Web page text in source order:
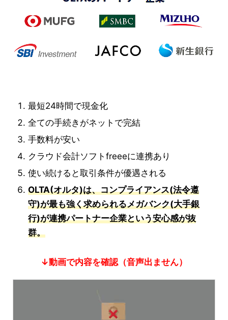
最短24時間で現金化
全ての手続きがネットで完結
手数料が安い
クラウド会計ソフトfreeeに連携あり
使い続けると取引条件が優遇される
OLTA(オルタ)は、コンプライアンス(法令遵
守)が最も強く求められるメガバンク(大手銀
行)が連携パートナー企業という安心感が抜
群。
↓動画で内容を確認（音声出ません）